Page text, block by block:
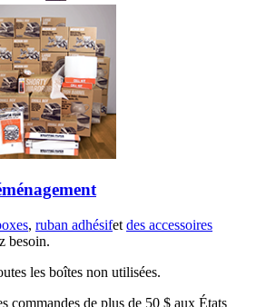
, ruban adhésifet des accessoires
besoin.
les boîtes non utilisées.
commandes de plus de 50 $ aux États